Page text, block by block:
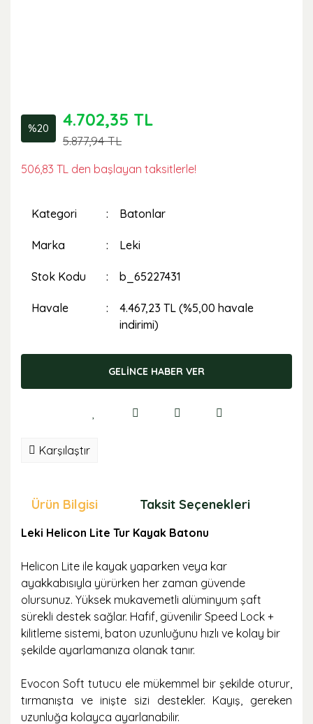
%20 4.702,35 TL
5.877,94 TL
506,83 TL den başlayan taksitlerle!
Kategori Batonlar
Marka Leki
Stok Kodu b_65227431
Havale
4.467,23 TL (%5,00 havale
indirimi)
GELİNCE HABER VER
Karşılaştır
Ürün Bilgisi Taksit Seçenekleri
Leki Helicon Lite Tur Kayak Batonu
Helicon Lite ile kayak yaparken veya kar
ayakkabısıyla yürürken her zaman güvende
olursunuz. Yüksek mukavemetli alüminyum şaft
sürekli destek sağlar. Hafif, güvenilir Speed ​​Lock +
kilitleme sistemi, baton uzunluğunu hızlı ve kolay bir
şekilde ayarlamanıza olanak tanır.
Evocon Soft tutucu ele mükemmel bir şekilde oturur,
tırmanışta ve inişte sizi destekler. Kayış, gereken
uzunluğa kolayca ayarlanabilir.